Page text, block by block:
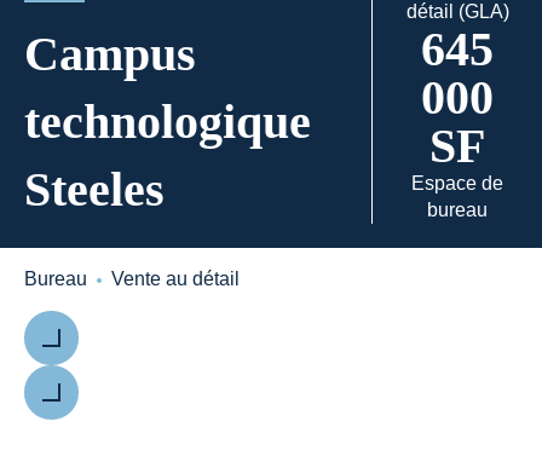
Campus
technologique
Steeles
détail (GLA)
645
000
SF
Espace de
bureau
Bureau Vente au détail
Précédent
Suivant